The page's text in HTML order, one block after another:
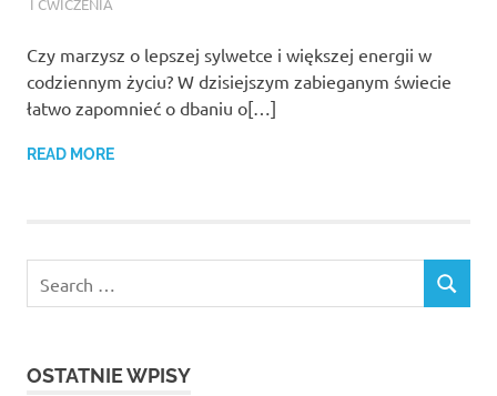
I ĆWICZENIA
Czy marzysz o lepszej sylwetce i większej energii w
codziennym życiu? W dzisiejszym zabieganym świecie
łatwo zapomnieć o dbaniu o[…]
READ MORE
OSTATNIE WPISY